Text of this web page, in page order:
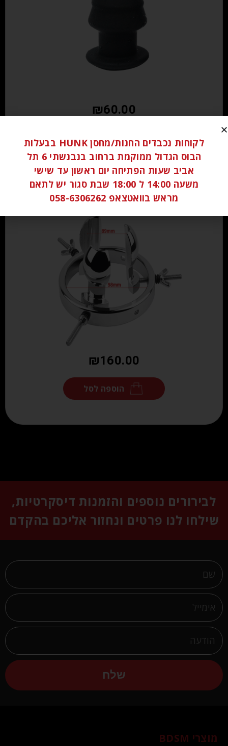
₪60.00
הוספה לסל
₪160.00
הוספה לסל
לבירורים נוספים והזמנות דיסקרטיות,
שילחו לנו פרטים ונחזור אליכם בהקדם
שלח
מוצרי BDSM
לקוחות נכבדים החנות/מחסן HUNK בבעלות
הבוס הגדול ממוקמת ברחוב בנבנשתי 6 תל
אביב שעות הפתיחה יום ראשון עד שישי
משעה 14:00 ל 18:00 שבת סגור יש לתאם
מראש בוואטצאפ 058-6306262